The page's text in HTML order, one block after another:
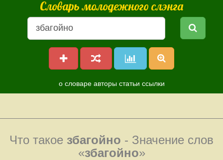
Словарь молодежного слэнга
о словаре авторы статьи ссылки
Что такое збагойно - Значение слов
«збагойно»